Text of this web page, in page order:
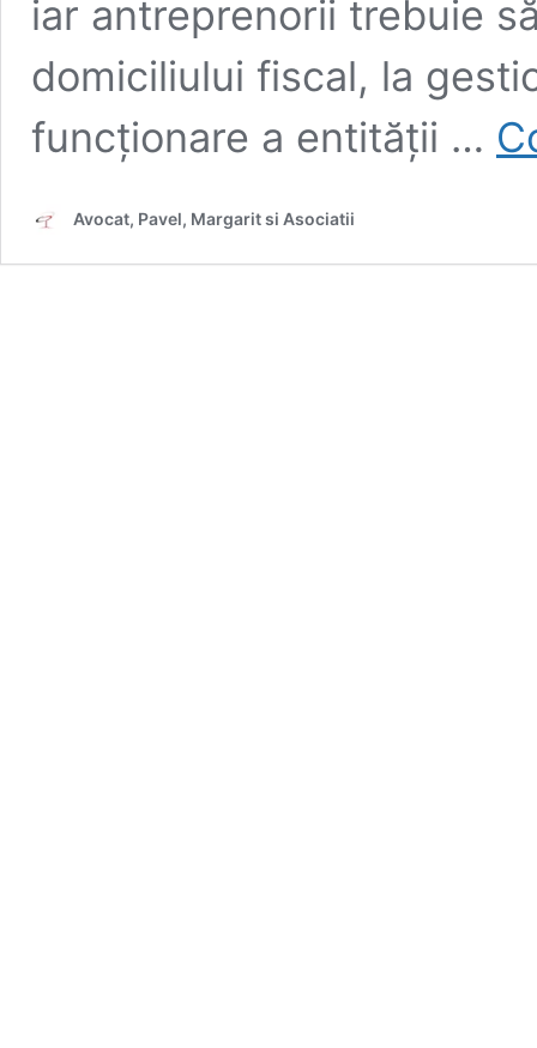
iar antreprenorii trebuie
domiciliului fiscal, la
funcționare a entității …
Avocat, Pavel, Margarit si Asociatii